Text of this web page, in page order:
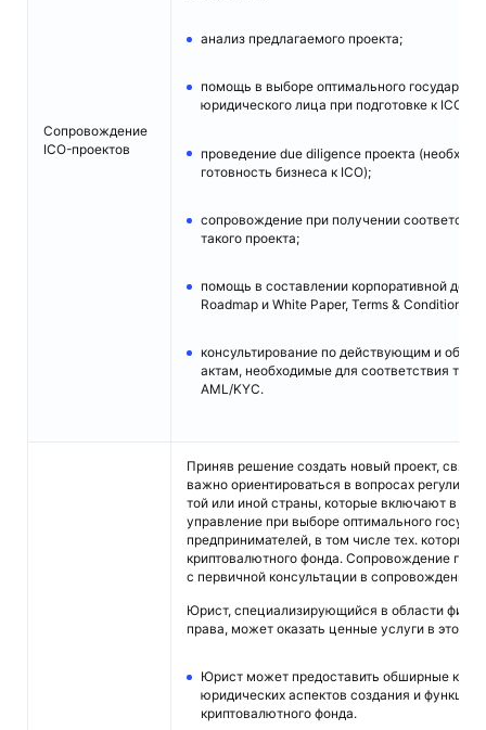
Сопровождение
ICO-проектов
анализ предлагаемого проекта;
помощь в выборе оптимального
юридического лица при подготовке к ICO;
проведение due diligence проекта
готовность бизнеса к ICO);
сопровождение при получении
такого проекта;
помощь в составлении корпоративной
Roadmap и White Paper, Terms & Conditions,
консультирование по действующим и
актам, необходимые для соответствия
AML/KYC.
Приняв решение создать новый проект,
важно ориентироваться в вопросах
той или иной страны, которые включают в
управление при выборе оптимального
предпринимателей, в том числе тех. которых
криптовалютного фонда. Сопровождение
с первичной консультации в сопровождении
Юрист, специализирующийся в области
права, может оказать ценные услуги в этом
Юрист может предоставить обширные
юридических аспектов создания и
криптовалютного фонда.